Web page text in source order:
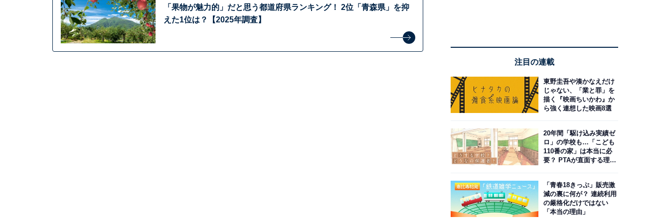
「果物が魅力的」だと思う都道府県ランキング！ 2位「青森県」を抑
えた1位は？【2025年調査】
注目の連載
東野圭吾や湊かなえだけ
じゃない、「業と罪」を
描く『映画ちいかわ』か
ら強く連想した映画8選
20年間「駆け込み実績ゼ
ロ」の学校も…「こども
110番の家」は本当に必
要？ PTAが直面する理想
「青春18きっぷ」販売激
減の裏に何が？ 連続利用
の厳格化だけではない
「本当の理由」